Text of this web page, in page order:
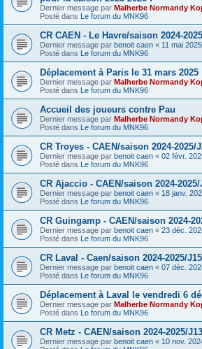
Dernier message par Malherbe Normandy
Posté dans Le forum du MNK96
CR CAEN - Le Havre/saison 2024-
Dernier message par benoit caen « 11 mai
Posté dans Le forum du MNK96
Déplacement à Paris le 31 mars 2025
Dernier message par Malherbe Normandy
Posté dans Le forum du MNK96
Accueil des joueurs contre Pau
Dernier message par Malherbe Normandy
Posté dans Le forum du MNK96
CR Troyes - CAEN/saison 2024-2025/
Dernier message par benoit caen « 02 févr.
Posté dans Le forum du MNK96
CR Ajaccio - CAEN/saison 2024-2025/
Dernier message par benoit caen « 18 janv.
Posté dans Le forum du MNK96
CR Guingamp - CAEN/saison 2024-
Dernier message par benoit caen « 23 déc.
Posté dans Le forum du MNK96
CR Laval - Caen/saison 2024-2025/J15
Dernier message par benoit caen « 07 déc.
Posté dans Le forum du MNK96
Déplacement à Laval le vendredi 6
Dernier message par Malherbe Normandy
Posté dans Le forum du MNK96
CR Metz - CAEN/saison 2024-2025/J13
Dernier message par benoit caen « 10 nov.